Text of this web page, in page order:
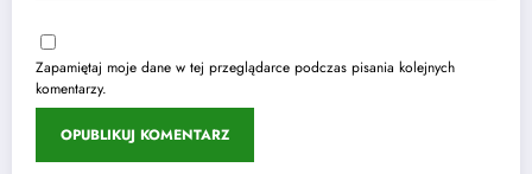
Zapamiętaj moje dane w tej przeglądarce podczas pisania kolejnych
komentarzy.